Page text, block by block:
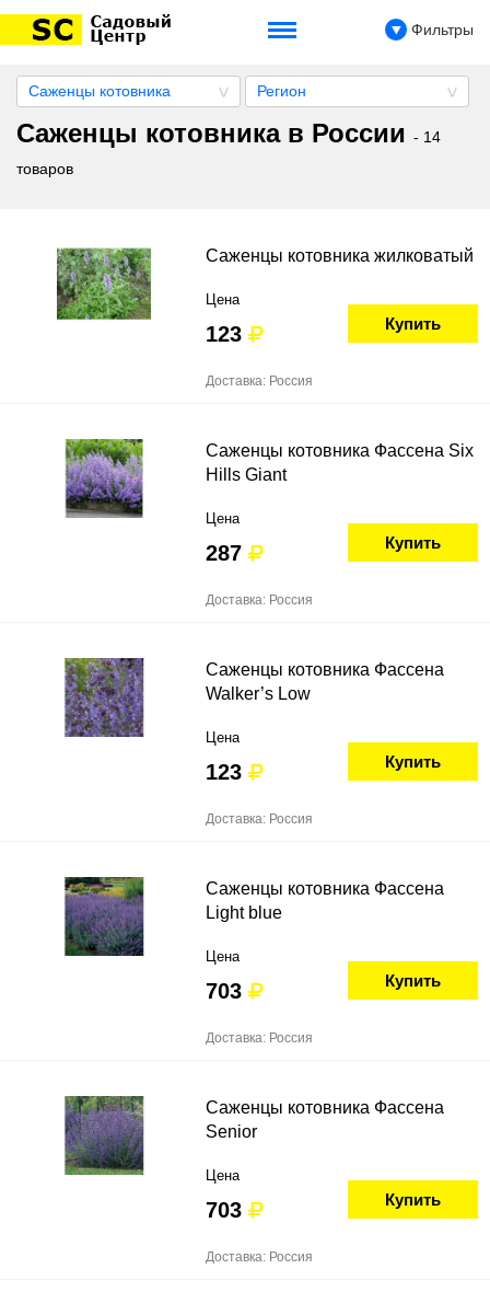
Фильтры
Саженцы котовника Регион
Саженцы котовника в России - 14
товаров
Саженцы котовника жилковатый
Цена
123 Купить
Доставка: Россия
Саженцы котовника Фассена Six
Hills Giant
Цена
287 Купить
Доставка: Россия
Саженцы котовника Фассена
Walker’s Low
Цена
123 Купить
Доставка: Россия
Саженцы котовника Фассена
Light blue
Цена
703 Купить
Доставка: Россия
Саженцы котовника Фассена
Senior
Цена
703 Купить
Доставка: Россия